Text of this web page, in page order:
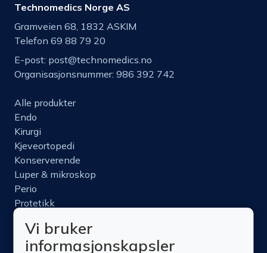
Technomedics Norge AS
Gramveien 68, 1832 ASKIM
Telefon 69 88 79 20
E-post: post@technomedics.no
Organisasjonsnummer: 986 392 742
Alle produkter
Endo
Kirurgi
Kjeveortopedi
Konserverende
Luper & mikroskop
Perio
Protetikk
Nettbutikk
Vi bruker
informasjonskapsler